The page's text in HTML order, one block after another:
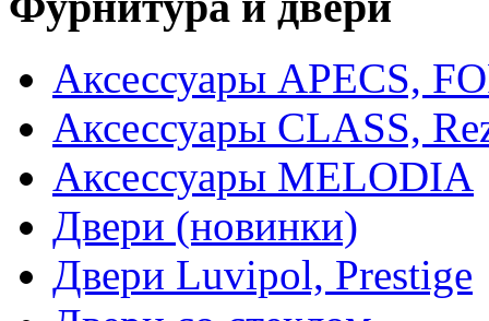
Аксессуары APECS,
Аксессуары CLASS,
Аксессуары MELODIA
Двери (новинки)
Двери Luvipol, Prestige